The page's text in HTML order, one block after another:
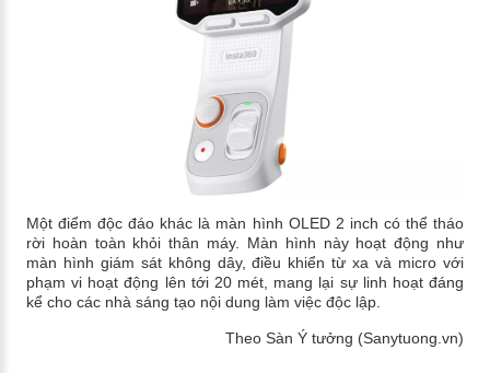
Một điểm độc đáo khác là màn hình OLED 2 inch có thể tháo
rời hoàn toàn khỏi thân máy. Màn hình này hoạt động như
màn hình giám sát không dây, điều khiển từ xa và micro với
phạm vi hoạt động lên tới 20 mét, mang lại sự linh hoạt đáng
kể cho các nhà sáng tạo nội dung làm việc độc lập.
Theo Sàn Ý tưởng (Sanytuong.vn)